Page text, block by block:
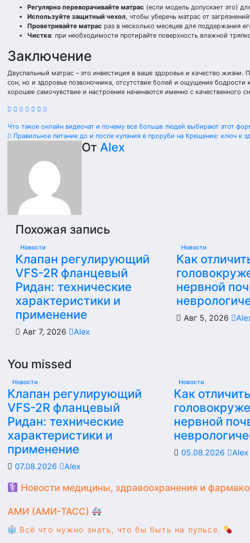
Регулярно переворачивайте матрас (если модель допускает это)
Используйте защитный чехол, чтобы уберечь матрас от
Проветривайте матрас раз в несколько месяцев для поддержания
Чистка: при необходимости протирайте поверхность влажной
Заключение
Двуспальный матрас – это инвестиция в ваше здоровье и качество
сон, но и здоровье позвоночника, отсутствие болей и ощущение
хорошее самочувствие и настроение начинаются именно с качественного
Навигация
записям
Что такое онлайн видеочат и почему все больше людей выбирают этот
Правильное питание до и после купания в проруби на Крещение: ключ к
От Alex
Похожая запись
Новости
Клапан регулирующий
VFS-2R фланцевый
Ридан: технические
характеристики и
применение
Авг 7, 2026 Alex
Новости
Как
нервной
Авг 5, 2026
You missed
Новости
Клапан регулирующий
VFS-2R фланцевый
Ридан: технические
характеристики и
применение
07.08.2026 Alex
Новости
Как отличить
нервной
05.08.2026 Alex
Новости медицины, здравоохранения и
АМИ (АМИ-ТАСС)
Всё что нужно знать, что бы быть на пульсе.